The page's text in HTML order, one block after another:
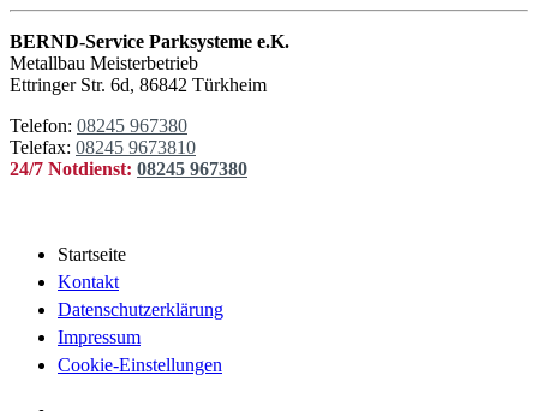
BERND-Service Parksysteme e.K.
Metallbau Meisterbetrieb
Ettringer Str. 6d, 86842 Türkheim
Telefon: 08245 967380
Telefax: 08245 9673810
24/7 Notdienst: 08245 967380
Startseite
Kontakt
Datenschutzerklärung
Impressum
Cookie-Einstellungen